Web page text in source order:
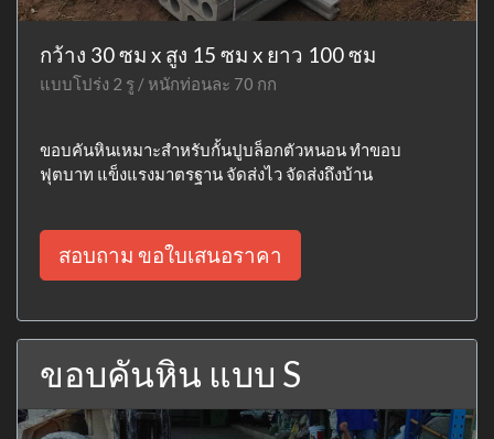
กว้าง 30 ซม x สูง 15 ซม x ยาว 100 ซม
แบบโปร่ง 2 รู / หนักท่อนละ 70 กก
ขอบคันหินเหมาะสำหรับกั้นปูบล็อกตัวหนอน ทำขอบ
ฟุตบาท แข็งแรงมาตรฐาน จัดส่งไว จัดส่งถึงบ้าน
สอบถาม ขอใบเสนอราคา
ขอบคันหิน แบบ S